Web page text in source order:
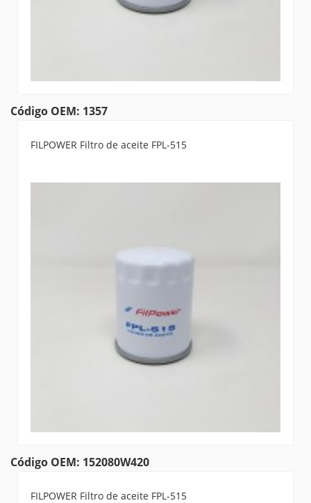
Código OEM: 1357
FILPOWER Filtro de aceite FPL-515
Código OEM: 152080W420
FILPOWER Filtro de aceite FPL-515